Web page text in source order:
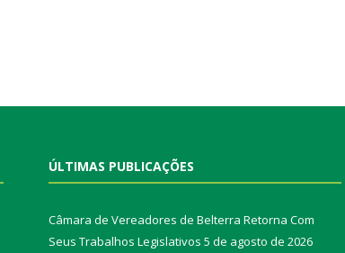
ÚLTIMAS PUBLICAÇÕES
Câmara de Vereadores de Belterra Retorna Com
Seus Trabalhos Legislativos 5 de agosto de 2026